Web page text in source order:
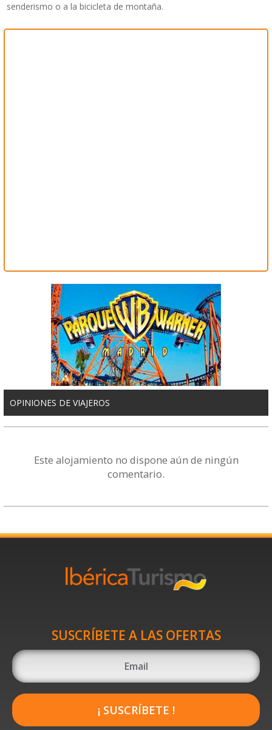
senderismo o a la bicicleta de montaña.
OPINIONES DE VIAJEROS
Este alojamiento no dispone aún de ningún
comentario.
SUSCRÍBETE A LAS OFERTAS
¡ SUSCRÍBETE !